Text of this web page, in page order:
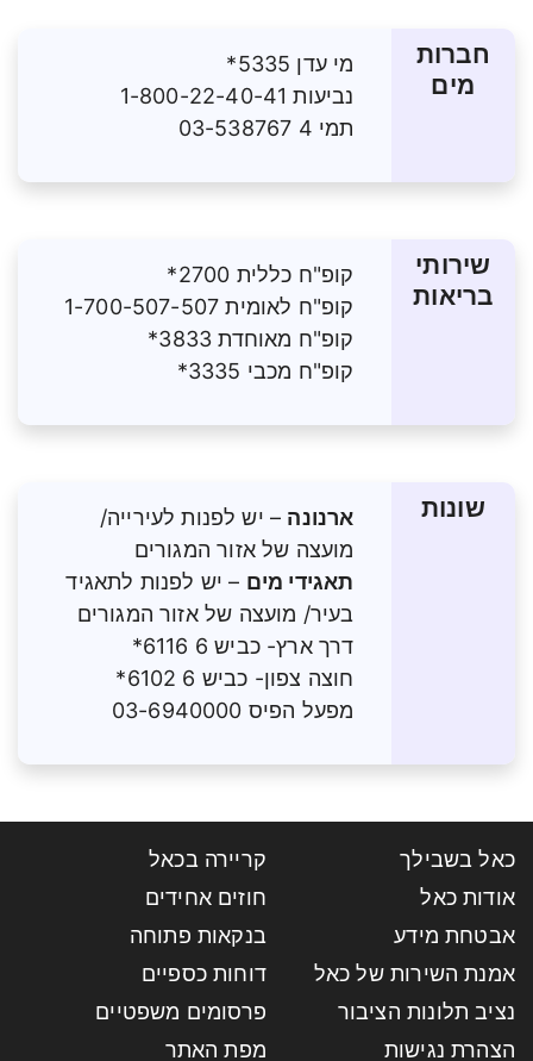
חברות
מים
מי עדן 5335*
נביעות 1-800-22-40-41
תמי 4 03-538767
שירותי
בריאות
קופ"ח כללית 2700*
קופ"ח לאומית 1-700-507-507
קופ"ח מאוחדת 3833*
קופ"ח מכבי 3335*
שונות ארנונה – יש לפנות לעירייה/
מועצה של אזור המגורים
תאגידי מים – יש לפנות לתאגיד
בעיר/ מועצה של אזור המגורים
דרך ארץ- כביש 6 6116*
חוצה צפון- כביש 6 6102*
מפעל הפיס 03-6940000
כאל בשבילך
קריירה בכאל
אודות כאל
חוזים אחידים
אבטחת מידע
בנקאות פתוחה
אמנת השירות של כאל
דוחות כספיים
נציב תלונות הציבור
פרסומים משפטיים
הצהרת נגישות
מפת האתר